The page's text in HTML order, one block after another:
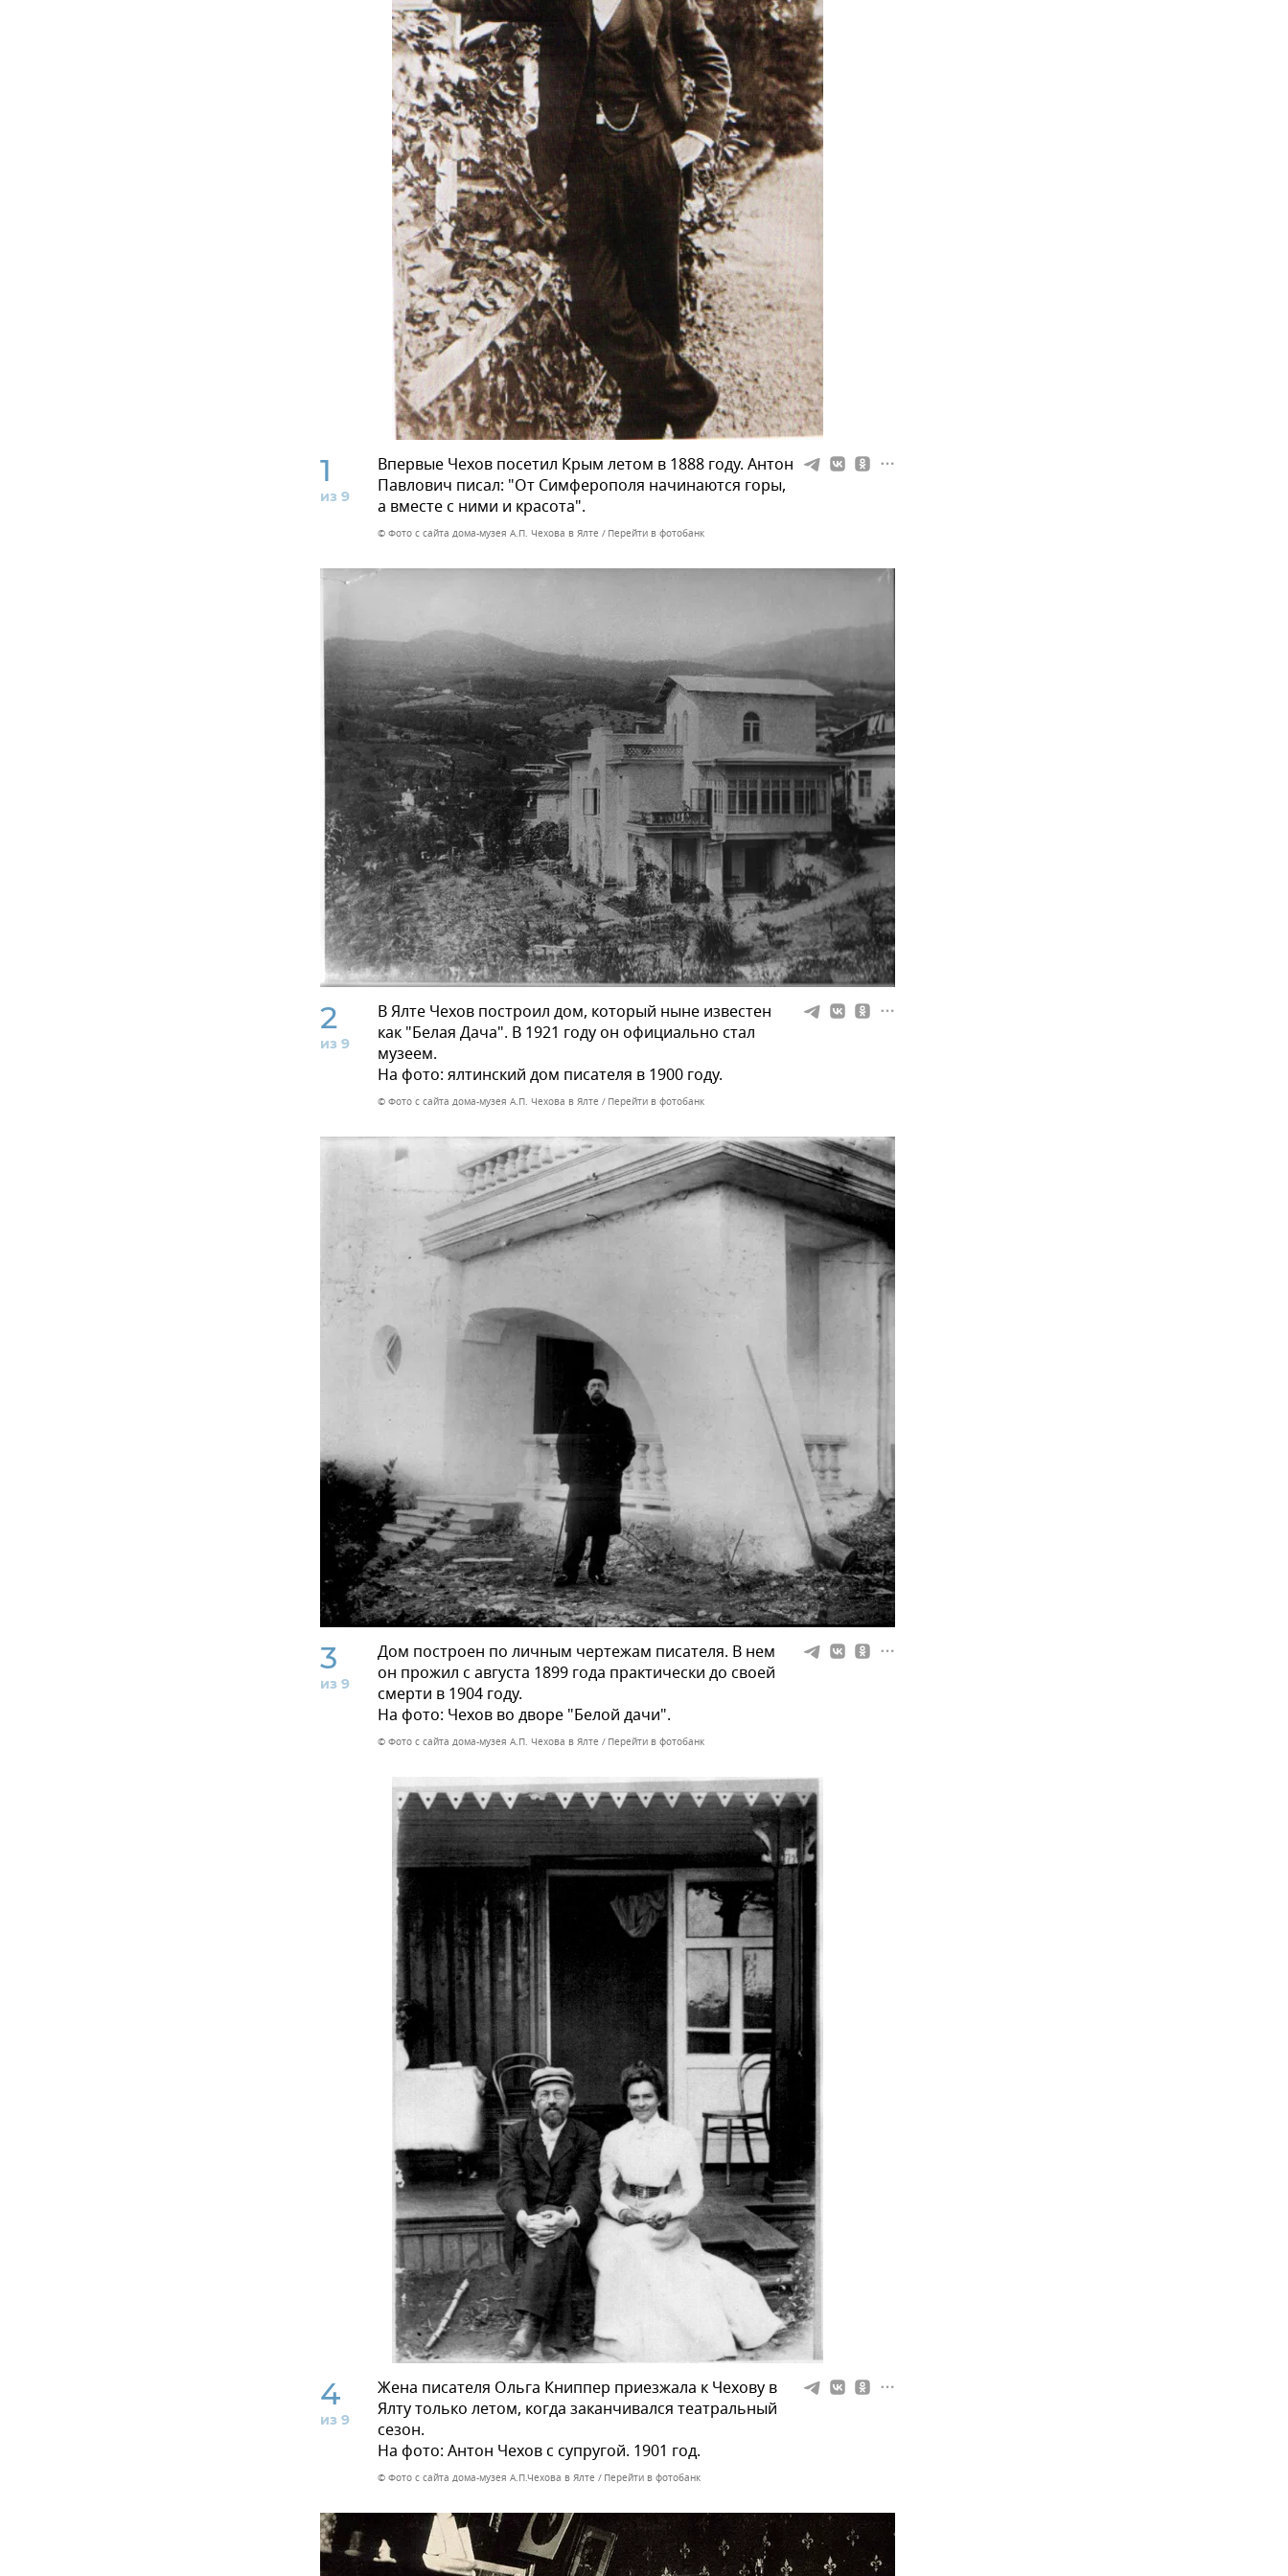
1
из 9
Впервые Чехов посетил Крым летом в 1888 году. Антон
Павлович писал: "От Симферополя начинаются горы,
а вместе с ними и красота".
© Фото с сайта дома-музея А.П. Чехова в Ялте Перейти в фотобанк
2
из 9
В Ялте Чехов построил дом, который ныне известен
как "Белая Дача". В 1921 году он официально стал
музеем.
На фото: ялтинский дом писателя в 1900 году.
© Фото с сайта дома-музея А.П. Чехова в Ялте Перейти в фотобанк
3
из 9
Дом построен по личным чертежам писателя. В нем
он прожил с августа 1899 года практически до своей
смерти в 1904 году.
На фото: Чехов во дворе "Белой дачи".
© Фото с сайта дома-музея А.П. Чехова в Ялте Перейти в фотобанк
4
из 9
Жена писателя Ольга Книппер приезжала к Чехову в
Ялту только летом, когда заканчивался театральный
сезон.
На фото: Антон Чехов с супругой. 1901 год.
© Фото с сайта дома-музея А.П.Чехова в Ялте Перейти в фотобанк